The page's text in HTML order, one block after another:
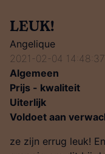
LEUK!
Angelique
2021-02-04 14:48:37
Algemeen
Prijs - kwaliteit
Uiterlijk
Voldoet aan
ze zijn errug leuk!